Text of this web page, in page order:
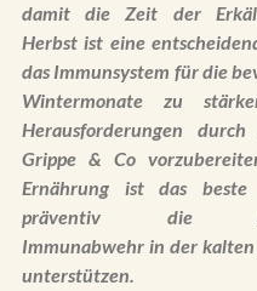
damit die Zeit der
Herbst ist eine
das Immunsystem für die
Wintermonate zu
Herausforderungen durch
Grippe & Co
Ernährung ist das beste
präventiv die
Immunabwehr in der kalten
unterstützen.